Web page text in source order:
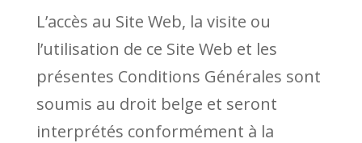
L’accès au Site Web, la visite ou
l’utilisation de ce Site Web et les
présentes Conditions Générales sont
soumis au droit belge et seront
interprétés conformément à la